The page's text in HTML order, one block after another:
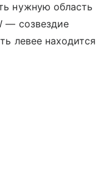
нужную область
— созвездие
левее находится